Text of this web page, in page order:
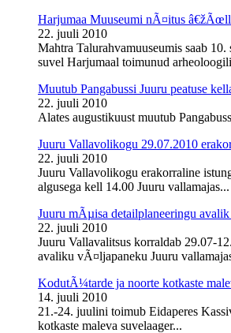
Harjumaa Muuseumi nÃ¤itus
22. juuli 2010
Mahtra Talurahvamuuseumis saab
suvel Harjumaal toimunud
Muutub Pangabussi Juuru peatuse
22. juuli 2010
Alates augustikuust muutub
Juuru Vallavolikogu 29.07.2010
22. juuli 2010
Juuru Vallavolikogu erakorraline
algusega kell 14.00 Juuru vallamajas...
Juuru mÃµisa detailplaneeringu
22. juuli 2010
Juuru Vallavalitsus korraldab 29.07-
avaliku vÃ¤ljapaneku Juuru
KodutÃ¼tarde ja noorte kotkaste
14. juuli 2010
21.-24. juulini toimub Eidaperes
kotkaste maleva suvelaager...